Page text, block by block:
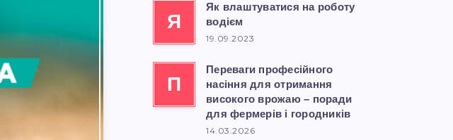
Я
Як влаштуватися на роботу
водієм
19.09.2023
П
Переваги професійного
насіння для отримання
високого врожаю – поради
для фермерів і городників
14.03.2026